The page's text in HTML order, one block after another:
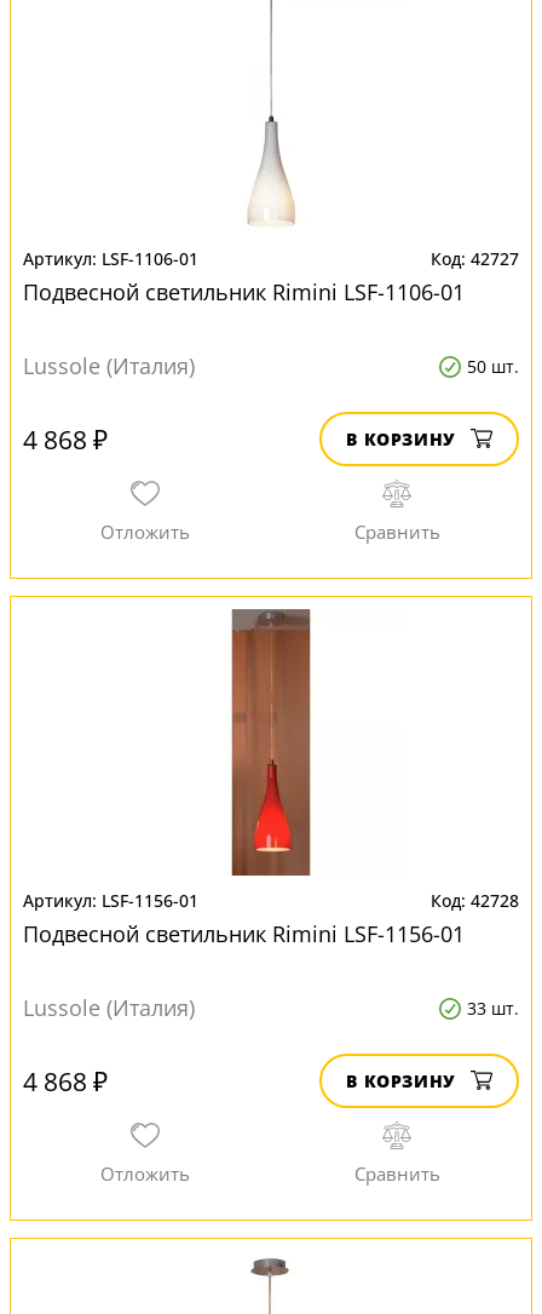
LSF-1106-01 42727
Подвесной светильник Rimini LSF-1106-01
Lussole (Италия) 50 шт.
4 868 ₽ В КОРЗИНУ
LSF-1156-01 42728
Подвесной светильник Rimini LSF-1156-01
Lussole (Италия) 33 шт.
4 868 ₽ В КОРЗИНУ